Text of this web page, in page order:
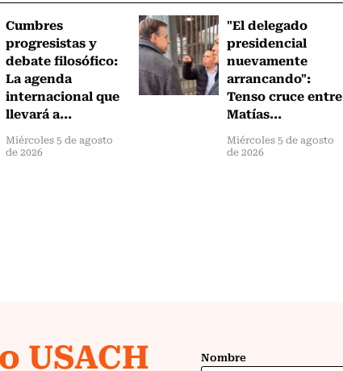
Cumbres
progresistas y
debate filosófico:
La agenda
internacional que
llevará a...
Miércoles 5 de agosto
de 2026
"El delegado
presidencial
nuevamente
arrancando":
Tenso cruce entre
Matías...
Miércoles 5 de agosto
de 2026